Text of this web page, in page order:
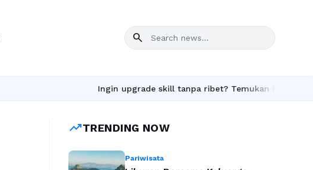
search
Ingin upgrade skill tanpa ribet? Temukan kelas seru dan
trending_upTRENDING NOW
Pariwisata